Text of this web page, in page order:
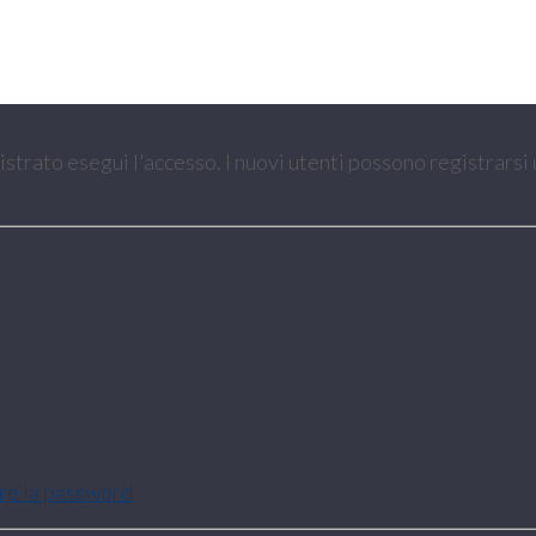
esegui l'accesso. I nuovi utenti possono
la password